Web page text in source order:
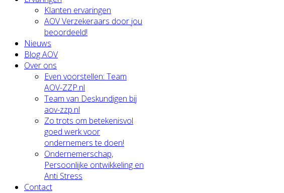
Klanten ervaringen
AOV Verzekeraars door jou
beoordeeld!
Nieuws
Blog AOV
Over ons
Even voorstellen: Team
AOV-ZZP.nl
Team van Deskundigen bij
aov-zzp.nl
Zo trots om betekenisvol
goed werk voor
ondernemers te doen!
Ondernemerschap,
Persoonlijke ontwikkeling en
Anti Stress
Contact